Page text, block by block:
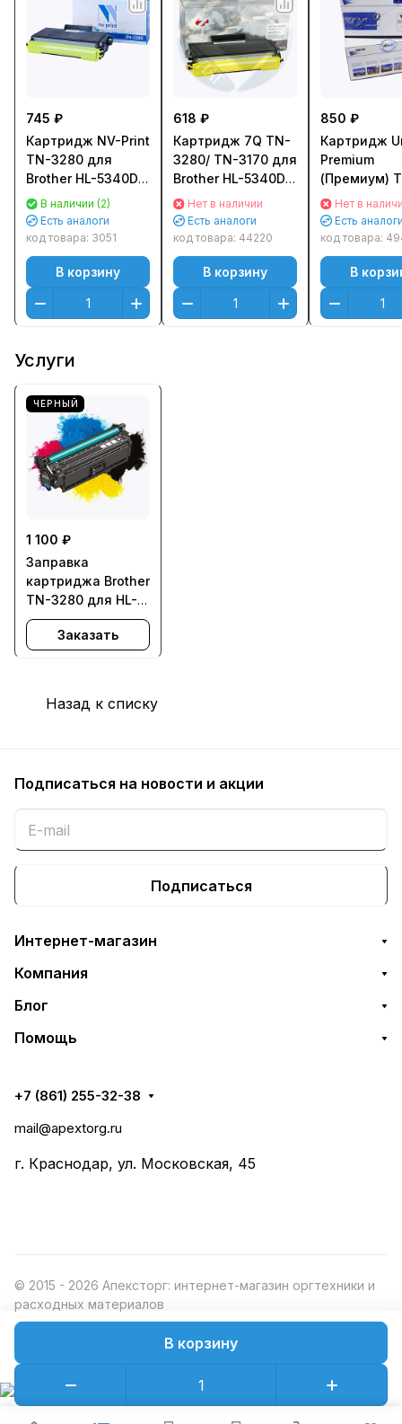
В корзину
745 ₽
Картридж NV-Print
TN-3280 для
Brother HL-5340D/
5350DN/ 5370DW/
5380DN (8000стр.)
В наличии (2)
Есть аналоги
код товара: 3051
В корзину
618 ₽
Картридж 7Q TN-
3280/ TN-3170 для
Brother HL-5340D/
5350DN/ 5370DW/
5380DN (8000стр.)
Нет в наличии
Есть аналоги
код товара: 44220
В корзину
850 ₽
Картридж
Premium
(Премиум)
3280 для
HL-
5340D/
MFC-
8370DN/
(8000стр.)
Нет в
Есть
код товара:
В
Услуги
ЧЕРНЫЙ
1 100 ₽
Заправка
картриджа Brother
TN-3280 для HL-
5340D, HL-5350DN,
HL-5370DW, HL-
8370DN, MFC-
Заказать
Назад к списку
Подписаться на новости и акции
Подписаться
Интернет-магазин
Компания
Блог
Помощь
+7 (861) 255-32-38
mail@apextorg.ru
г. Краснодар, ул. Московская, 45
© 2015 - 2026 Апексторг: интернет-магазин оргтехники и
расходных материалов
Конфиденциальность